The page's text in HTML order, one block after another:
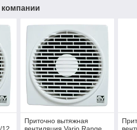
12
Приточно вытяжная
вентиляция Vario Range